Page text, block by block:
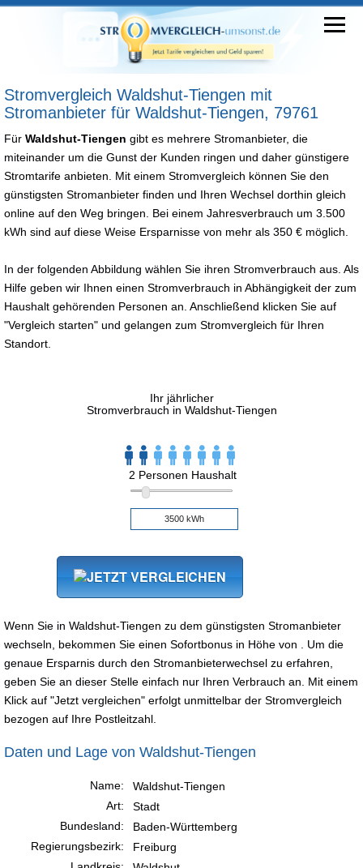
Stromvergleich Waldshut-Tiengen mit
Stromanbieter für Waldshut-Tiengen, 79761
Für Waldshut-Tiengen gibt es mehrere Stromanbieter, die
miteinander um die Gunst der Kunden ringen und daher günstigere
Stromtarife anbieten. Mit einem Stromvergleich können Sie den
günstigsten Stromanbieter finden und Ihren Wechsel dorthin gleich
online auf den Weg bringen. Bei einem Jahresverbrauch um 3.500
kWh sind auf diese Weise Ersparnisse von mehr als 350 € möglich.
In der folgenden Abbildung wählen Sie ihren Stromverbrauch aus. Als
Hilfe geben wir Ihnen einen Stromverbrauch in Abhängigkeit der zum
Haushalt gehörenden Personen an. Anschließend klicken Sie auf
"Vergleich starten" und gelangen zum Stromvergleich für Ihren
Standort.
Ihr jährlicher
Stromverbrauch in Waldshut-Tiengen
2 Personen Haushalt
Wenn Sie in Waldshut-Tiengen zu dem günstigsten Stromanbieter
wechseln, bekommen Sie einen Sofortbonus in Höhe von . Um die
genaue Ersparnis durch den Stromanbieterwechsel zu erfahren,
geben Sie an dieser Stelle einfach nur Ihren Verbrauch an. Mit einem
Klick auf "Jetzt vergleichen" erfolgt unmittelbar der Stromvergleich
bezogen auf Ihre Postleitzahl.
Daten und Lage von Waldshut-Tiengen
Name:
Waldshut-Tiengen
Art:
Stadt
Bundesland:
Baden-Württemberg
Regierungsbezirk:
Freiburg